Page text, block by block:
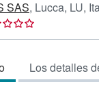
SAS, Lucca, LU,
Los detalles